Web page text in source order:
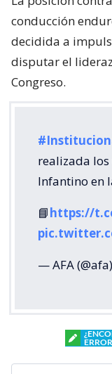
conducción
decidida a
disputar el
Congreso.
realizada
Infantino en
📘https://
— AFA (@afa)